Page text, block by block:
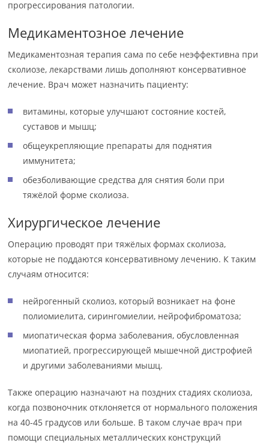
прогрессирования патологии.
Медикаментозное лечение
Медикаментозная терапия сама по себе неэффективна при
сколиозе, лекарствами лишь дополняют консервативное
лечение. Врач может назначить пациенту:
витамины, которые улучшают состояние костей,
суставов и мышц;
общеукрепляющие препараты для поднятия
иммунитета;
обезболивающие средства для снятия боли при
тяжёлой форме сколиоза.
Хирургическое лечение
Операцию проводят при тяжёлых формах сколиоза,
которые не поддаются консервативному лечению. К таким
случаям относится:
нейрогенный сколиоз, который возникает на фоне
полиомиелита, сирингомиелии, нейрофиброматоза;
миопатическая форма заболевания, обусловленная
миопатией, прогрессирующей мышечной дистрофией
и другими заболеваниями мышц.
Также операцию назначают на поздних стадиях сколиоза,
когда позвоночник отклоняется от нормального положения
на 40-45 градусов или больше. В таком случае врач при
помощи специальных металлических конструкций